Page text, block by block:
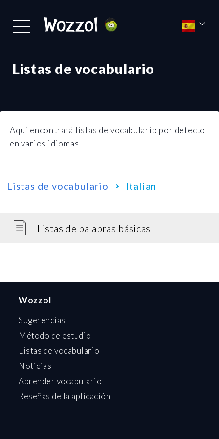
Listas de vocabulario
Aquí encontrará listas de vocabulario por defecto
en varios idiomas.
Listas de vocabulario Italian
Listas de palabras básicas
Wozzol
Sugerencias
Método de estudio
Listas de vocabulario
Noticias
Aprender vocabulario
Reseñas de la aplicación